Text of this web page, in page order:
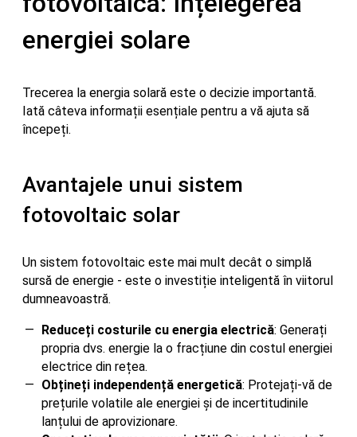
energiei solare
Trecerea la energia solară este o decizie importantă.
Iată câteva informații esențiale pentru a vă ajuta să
începeți.
Avantajele unui sistem
fotovoltaic solar
Un sistem fotovoltaic este mai mult decât o simplă
sursă de energie - este o investiție inteligentă în viitorul
dumneavoastră.
Reduceți costurile cu energia electrică: Generați
propria dvs. energie la o fracțiune din costul energiei
electrice din rețea.
Obțineți independență energetică: Protejați-vă de
prețurile volatile ale energiei și de incertitudinile
lanțului de aprovizionare.